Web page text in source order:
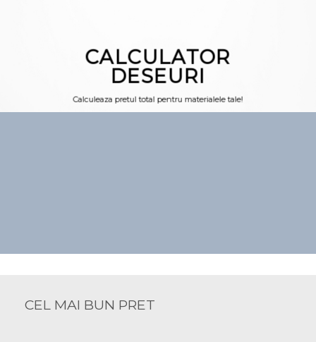
CALCULATOR
DESEURI
Calculeaza pretul total pentru materialele tale!
CEL MAI BUN PRET